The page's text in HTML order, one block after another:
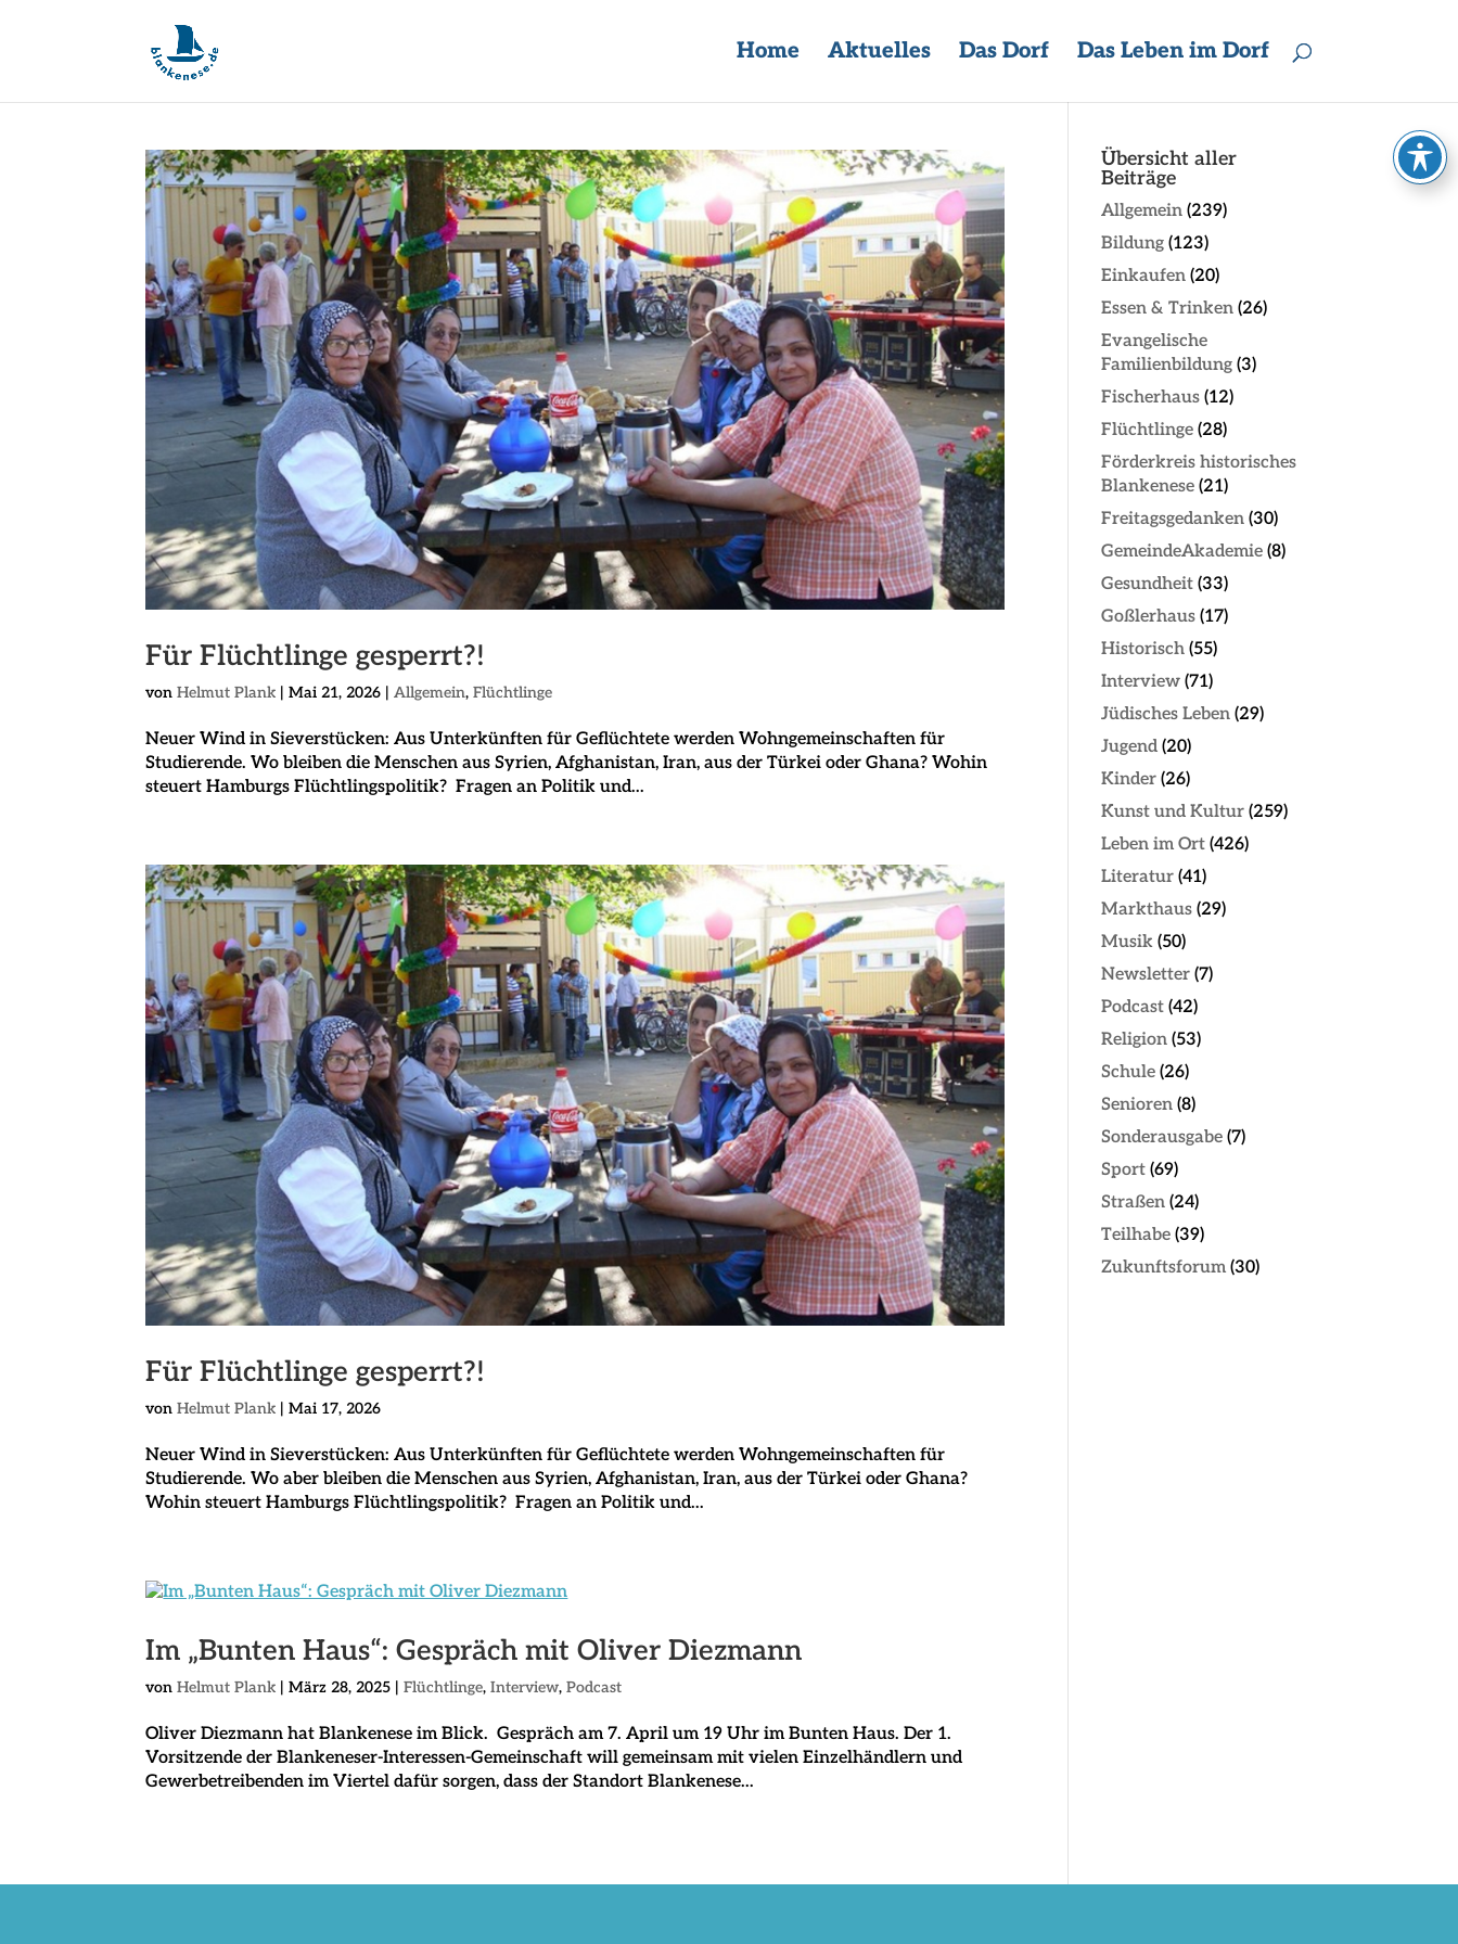
Home Aktuelles Das Dorf Das Leben im Dorf
Für Flüchtlinge gesperrt?!
vonHelmut Plank |Mai 21, 2026 |Allgemein,Flüchtlinge
Neuer Wind in Sieverstücken: Aus Unterkünften für Geflüchtete werden Wohngemeinschaften für
Studierende. Wo bleiben die Menschen aus Syrien, Afghanistan, Iran, aus der Türkei oder Ghana? Wohin
steuert Hamburgs Flüchtlingspolitik? Fragen an Politik und...
Für Flüchtlinge gesperrt?!
vonHelmut Plank |Mai 17, 2026
Neuer Wind in Sieverstücken: Aus Unterkünften für Geflüchtete werden Wohngemeinschaften für
Studierende. Wo aber bleiben die Menschen aus Syrien, Afghanistan, Iran, aus der Türkei oder Ghana?
Wohin steuert Hamburgs Flüchtlingspolitik? Fragen an Politik und...
Im „Bunten Haus“: Gespräch mit Oliver Diezmann
vonHelmut Plank |März 28, 2025 |Flüchtlinge,Interview,Podcast
Oliver Diezmann hat Blankenese im Blick. Gespräch am 7. April um 19 Uhr im Bunten Haus. Der 1.
Vorsitzende der Blankeneser-Interessen-Gemeinschaft will gemeinsam mit vielen Einzelhändlern und
Gewerbetreibenden im Viertel dafür sorgen, dass der Standort Blankenese...
Übersicht aller
Beiträge
Allgemein (239)
Bildung (123)
Einkaufen (20)
Essen & Trinken (26)
Evangelische
Familienbildung (3)
Fischerhaus (12)
Flüchtlinge (28)
Förderkreis historisches
Blankenese (21)
Freitagsgedanken (30)
GemeindeAkademie (8)
Gesundheit (33)
Goßlerhaus (17)
Historisch (55)
Interview (71)
Jüdisches Leben (29)
Jugend (20)
Kinder (26)
Kunst und Kultur (259)
Leben im Ort (426)
Literatur (41)
Markthaus (29)
Musik (50)
Newsletter (7)
Podcast (42)
Religion (53)
Schule (26)
Senioren (8)
Sonderausgabe (7)
Sport (69)
Straßen (24)
Teilhabe (39)
Zukunftsforum (30)